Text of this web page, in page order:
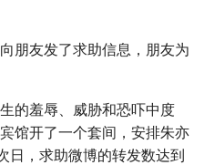
朋友发了求助信息，朋友为
的羞辱、威胁和恐吓中度
馆开了一个套间，安排朱亦
日，求助微博的转发数达到